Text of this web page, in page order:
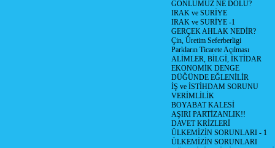
GÖNLÜMÜZ NE DOLU?
IRAK ve SURİYE
IRAK ve SURİYE -1
GERÇEK AHLAK NEDİR?
Çin, Üretim Seferberligi
Parkların Ticarete Açılması
ALİMLER, BİLGİ, İKTİDAR
EKONOMİK DENGE
DÜĞÜNDE EĞLENİLİR
İŞ ve İSTİHDAM SORUNU
VERİMLİLİK
BOYABAT KALESİ
AŞIRI PARTİZANLIK!!
DAVET KRİZLERİ
ÜLKEMİZİN SORUNLARI - 1
ÜLKEMİZİN SORUNLARI